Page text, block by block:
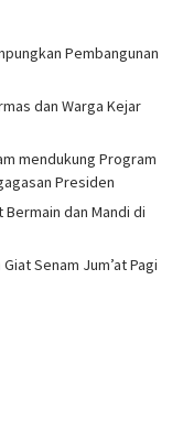
Pembangunan
dan Warga Kejar
mendukung Program
Presiden
dan Mandi di
Senam Jum’at Pagi